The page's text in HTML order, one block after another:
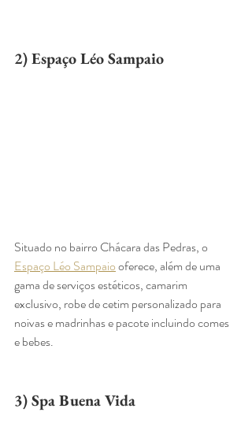
2) Espaço Léo Sampaio
Situado no bairro Chácara das Pedras, o
Espaço Léo Sampaio oferece, além de uma
gama de serviços estéticos, camarim
exclusivo, robe de cetim personalizado para
noivas e madrinhas e pacote incluindo comes
e bebes.
3) Spa Buena Vida